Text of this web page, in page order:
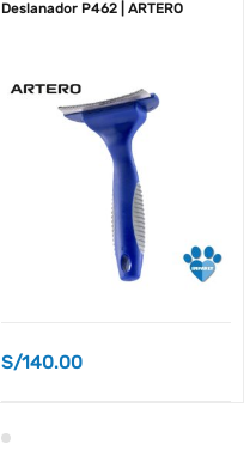
Deslanador P462 | ARTERO
S/140.00